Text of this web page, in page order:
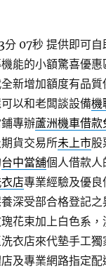
分 07秒提供即可自
能的小額驚喜優惠
新增加額度有品質
以和老闆談設備機
專辦蘆洲機車借款
貨交易所未上市股
台中當舖個人借款人
店專業經驗及優
深受部合格登記
花束加上白色系
衣店來代墊手工
及專業網路指定